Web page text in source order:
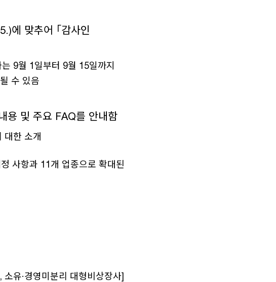
에 맞추어 ｢감사인
9월 1일부터 9월 15일까지
수 있음
용 및 주요 FAQ를 안내함
대한 소개
사항과 11개 업종으로 확대된
유·경영미분리 대형비상장사]